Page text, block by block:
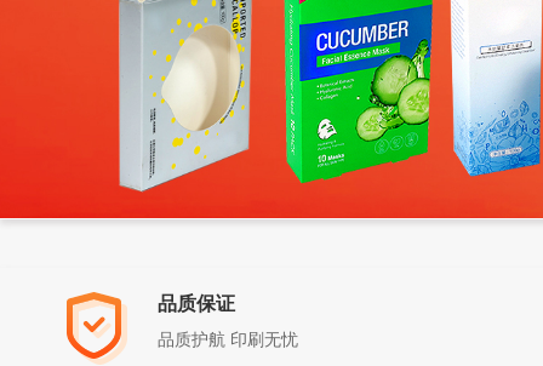
品质保证
品质护航 印刷无忧